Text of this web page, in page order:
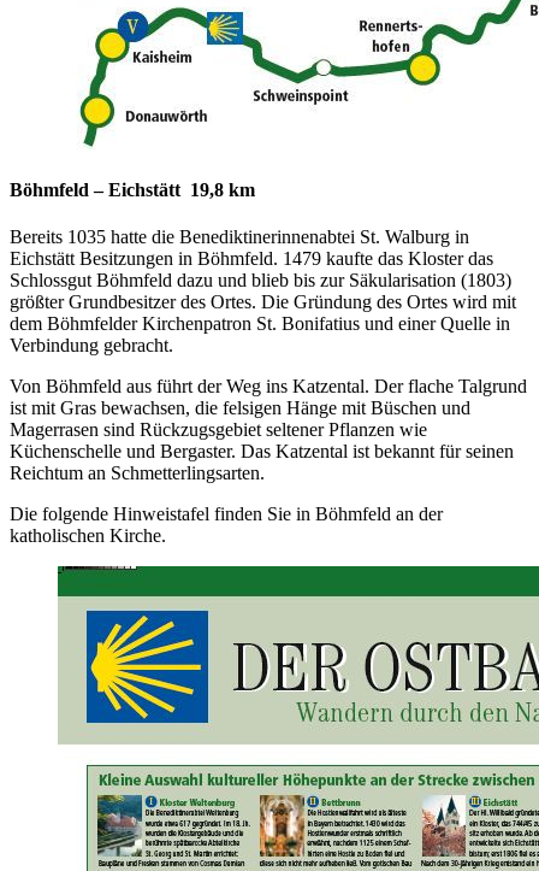
Böhmfeld – Eichstätt 19,8 km
Bereits 1035 hatte die Benediktinerinnenabtei St. Walburg in
Eichstätt Besitzungen in Böhmfeld. 1479 kaufte das Kloster das
Schlossgut Böhmfeld dazu und blieb bis zur Säkularisation (1803)
größter Grundbesitzer des Ortes. Die Gründung des Ortes wird mit
dem Böhmfelder Kirchenpatron St. Bonifatius und einer Quelle in
Verbindung gebracht.
Von Böhmfeld aus führt der Weg ins Katzental. Der flache Talgrund
ist mit Gras bewachsen, die felsigen Hänge mit Büschen und
Magerrasen sind Rückzugsgebiet seltener Pflanzen wie
Küchenschelle und Bergaster. Das Katzental ist bekannt für seinen
Reichtum an Schmetterlingsarten.
Die folgende Hinweistafel finden Sie in Böhmfeld an der
katholischen Kirche.